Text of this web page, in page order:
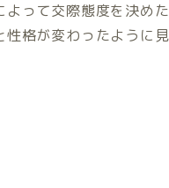
よって交際態度を決め
性格が変わったように